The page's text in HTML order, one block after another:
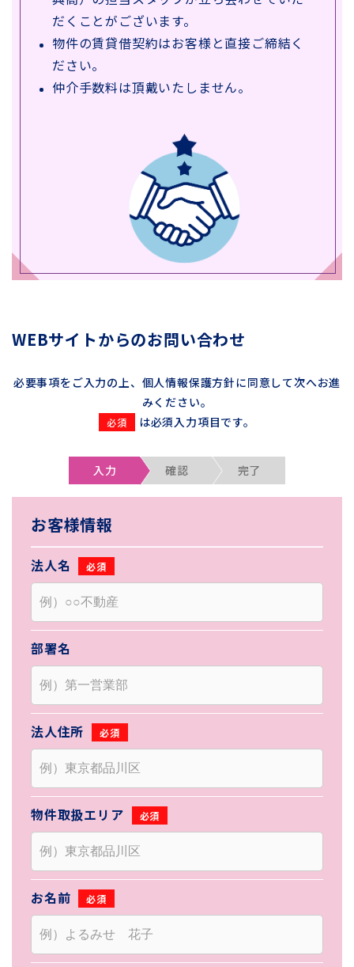
だくことがございます。
物件の賃貸借契約はお客様と直接ご締結く
ださい。
仲介手数料は頂戴いたしません。
WEBサイトからのお問い合わせ
必要事項をご入力の上、個人情報保護方針に同意して次へお進
みください。
は必須入力項目です。
入力 確認 完了
お客様情報
法人名
部署名
法人住所
物件取扱エリア
お名前